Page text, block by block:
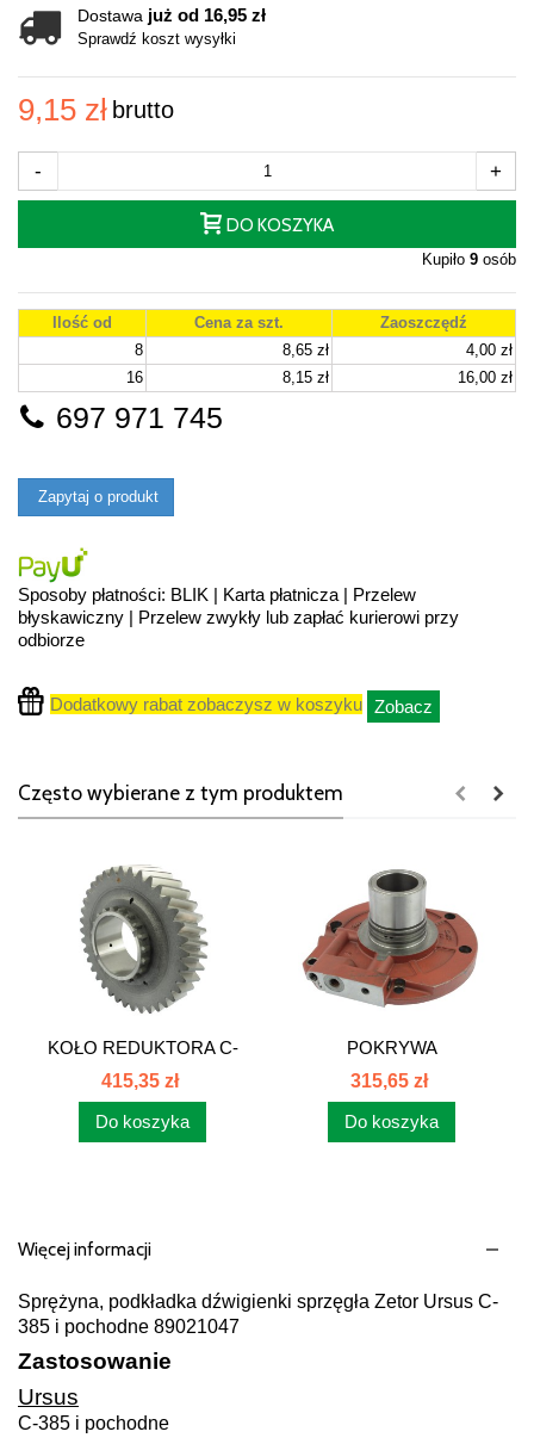
Dostawa już od 16,95 zł
Sprawdź koszt wysyłki
9,15 zł brutto
- +
DO KOSZYKA
Kupiło 9 osób
Ilość od Cena za szt.
Zaoszczędź
8
8,65 zł
4,00 zł
16
8,15 zł 16,00 zł
697 971 745
Zapytaj o produkt
Sposoby płatności: BLIK | Karta płatnicza | Przelew
błyskawiczny | Przelew zwykły lub zapłać kurierowi przy
odbiorze
Dodatkowy rabat zobaczysz w koszyku Zobacz
Często wybierane z tym produktem
KOŁO REDUKTORA C-
385 86121006
415,35 zł
Do koszyka
POKRYWA
WZMACNIACZA
SKRZYNI IV B...
315,65 zł
Do koszyka
Więcej informacji
Sprężyna, podkładka dźwigienki sprzęgła Zetor Ursus C-
385 i pochodne 89021047
Zastosowanie
Ursus
C-385 i pochodne